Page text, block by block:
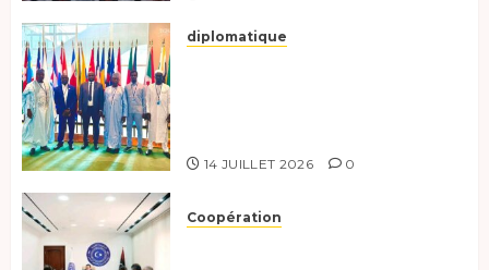
diplomatique
14 JUILLET 2026 0
Coopération